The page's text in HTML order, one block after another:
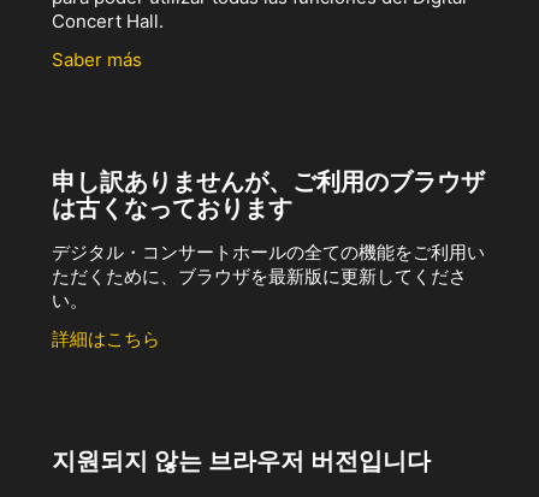
Concert Hall.
Saber más
申し訳ありませんが、ご利用のブラウザ
は古くなっております
デジタル・コンサートホールの全ての機能をご利用い
ただくために、ブラウザを最新版に更新してくださ
い。
詳細はこちら
지원되지 않는 브라우저 버전입니다